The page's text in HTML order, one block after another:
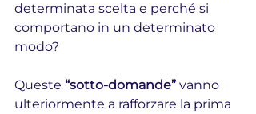
determinata scelta e perché si
comportano in un determinato
modo?
Queste “sotto-domande” vanno
ulteriormente a rafforzare la prima